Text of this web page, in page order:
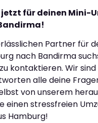
für deinen Mini-
Partner für
nach Bandirma
kontaktieren. Wir
alle deine
von unserem
einen stressfreien
Hamburg!